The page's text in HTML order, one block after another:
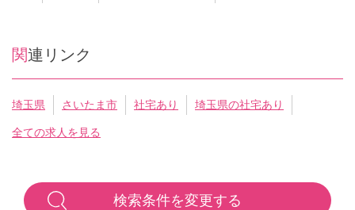
関連リンク
埼玉県 さいたま市 社宅あり 埼玉県の社宅あり
全ての求人を見る
検索条件を変更する